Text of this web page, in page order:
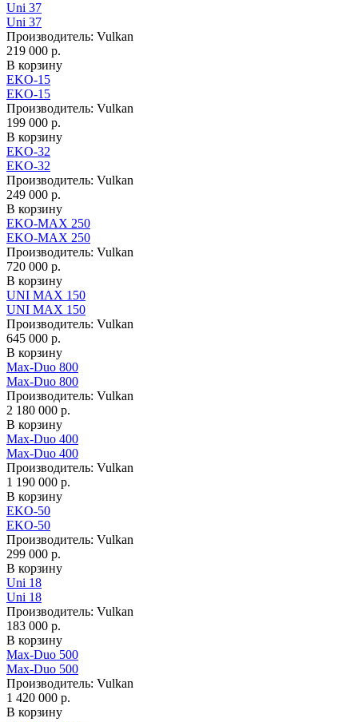
Uni 37
Uni 37
Производитель: Vulkan
219 000 р.
В корзину
EKO-15
EKO-15
Производитель: Vulkan
199 000 р.
В корзину
EKO-32
EKO-32
Производитель: Vulkan
249 000 р.
В корзину
EKO-MAX 250
EKO-MAX 250
Производитель: Vulkan
720 000 р.
В корзину
UNI MAX 150
UNI MAX 150
Производитель: Vulkan
645 000 р.
В корзину
Max-Duo 800
Max-Duo 800
Производитель: Vulkan
2 180 000 р.
В корзину
Max-Duo 400
Max-Duo 400
Производитель: Vulkan
1 190 000 р.
В корзину
EKO-50
EKO-50
Производитель: Vulkan
299 000 р.
В корзину
Uni 18
Uni 18
Производитель: Vulkan
183 000 р.
В корзину
Max-Duo 500
Max-Duo 500
Производитель: Vulkan
1 420 000 р.
В корзину